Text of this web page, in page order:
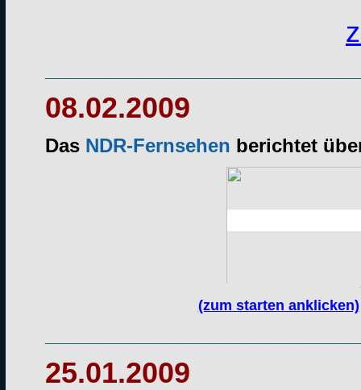
08.02.2009
Das NDR-Fernsehen berichtet
(zum starten anklicken)
25.01.2009